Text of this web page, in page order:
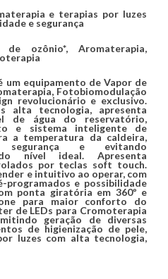
e terapias por luzes
e segurança
ozônio*, Aromaterapia,
um equipamento de Vapor de
Fotobiomodulação
revolucionário e exclusivo.
alta tecnologia, apresenta
de água do reservatório,
e sistema inteligente de
a temperatura da caldeira,
segurança e evitando
nível ideal. Apresenta
por teclas soft touch.
e intuitivo ao operar, com
programados e possibilidade
ponta giratória em 360º e
para maior conforto do
de LEDs para Cromoterapia
geração de diversas
de higienização de pele,
luzes com alta tecnologia,